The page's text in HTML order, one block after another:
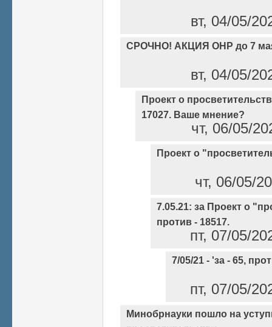
вт, 04/05/
СРОЧНО! АКЦИЯ ОНР до 7
вт, 04/05/
Проект о
17027. Ваше мнение?
чт, 06/05/
Проект о
чт, 06/05/
7.05.21: за Проект о
против - 18517.
пт, 07/05/
7/05/21 - 'за - 65,
пт, 07/05/
Минобрнауки пошло на